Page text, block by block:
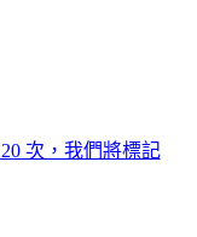
次，我們將標記